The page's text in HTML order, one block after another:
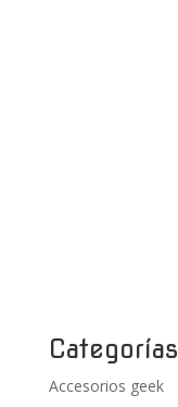
Categorías
Accesorios geek